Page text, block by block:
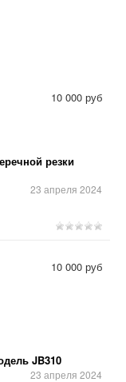
резки
23 апреля 2024
10 000 руб
JB310
23 апреля 2024
10 000 руб